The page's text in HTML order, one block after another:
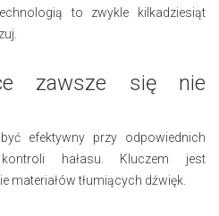
to zwykle kilkadziesiąt
zawsze się nie
efektywny przy odpowiednich
hałasu. Kluczem jest
materiałów tłumiących dźwięk.